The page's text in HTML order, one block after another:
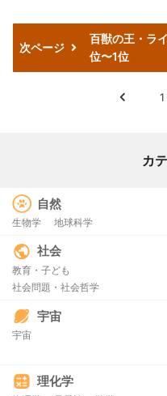
次ページ
百獣の王・ラ
位〜1位
< 1
カ
自然
生物学 地球科学
社会
教育・子ども
社会問題・社会哲学
宇宙
宇宙
理化学